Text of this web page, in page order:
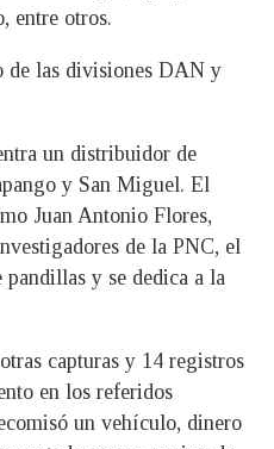
entre otros.
de las divisiones DAN y
un distribuidor de
y San Miguel. El
Juan Antonio Flores,
de la PNC, el
y se dedica a la
capturas y 14 registros
en los referidos
un vehículo, dinero